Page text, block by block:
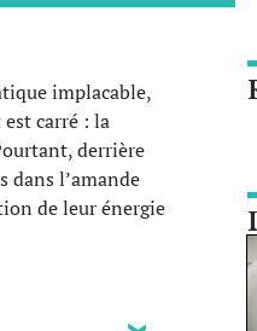
implacable,
carré : la
derrière
dans l’amande
de leur énergie